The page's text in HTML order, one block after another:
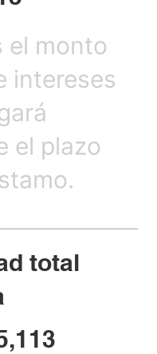
el monto
intereses
el plazo
total